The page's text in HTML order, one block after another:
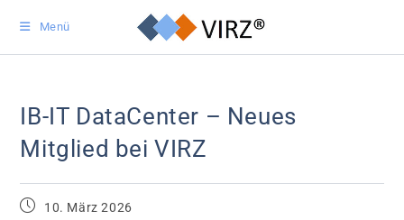
Menü
IB-IT DataCenter – Neues
Mitglied bei VIRZ
10. März 2026